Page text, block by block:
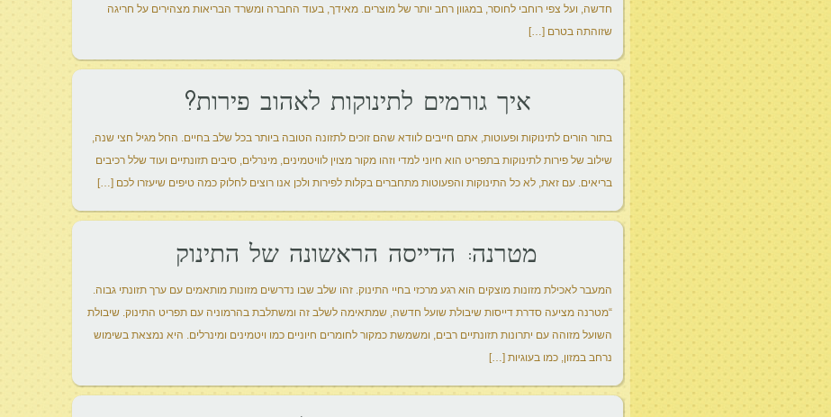
חדשה, ועל צפי רוחבי לחוסר, במגוון רחב יותר של מוצרים. מאידך, בעוד החברה ומשרד הבריאות מצהירים על חריגה
שזוהתה בטרם […]
איך גורמים לתינוקות לאהוב פירות?
בתור הורים לתינוקות ופעוטות, אתם חייבים לוודא שהם זוכים לתזונה הטובה ביותר בכל שלב בחיים. החל מגיל חצי שנה,
שילוב של פירות לתינוקות בתפריט הוא חיוני למדי וזהו מקור מצוין לוויטמינים, מינרלים, סיבים תזונתיים ועוד שלל רכיבים
בריאים. עם זאת, לא כל התינוקות והפעוטות מתחברים בקלות לפירות ולכן אנו רוצים לחלוק כמה טיפים שיעזרו לכם […]
מטרנה: הדייסה הראשונה של התינוק
המעבר לאכילת מזונות מוצקים הוא רגע מרכזי בחיי התינוק. זהו שלב שבו נדרשים מזונות מותאמים עם ערך תזונתי גבוה.
“מטרנה מציעה סדרת דייסות שיבולת שועל חדשה, שמתאימה לשלב זה ומשתלבת בהרמוניה עם תפריט התינוק. שיבולת
השועל מזוהה עם יתרונות תזונתיים רבים, ומשמשת כמקור לחומרים חיוניים כמו ויטמינים ומינרלים. היא נמצאת בשימוש
נרחב במזון, כמו בעוגיות […]